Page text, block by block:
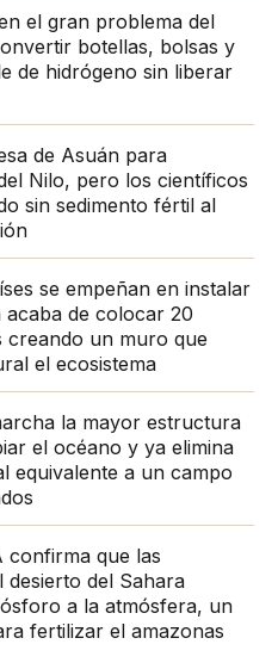
el gran problema del
botellas, bolsas y
de hidrógeno sin liberar
de Asuán para
Nilo, pero los científicos
sin sedimento fértil al
se empeñan en instalar
de colocar 20
creando un muro que
el ecosistema
la mayor estructura
el océano y ya elimina
equivalente a un campo
confirma que las
desierto del Sahara
a la atmósfera, un
fertilizar el amazonas